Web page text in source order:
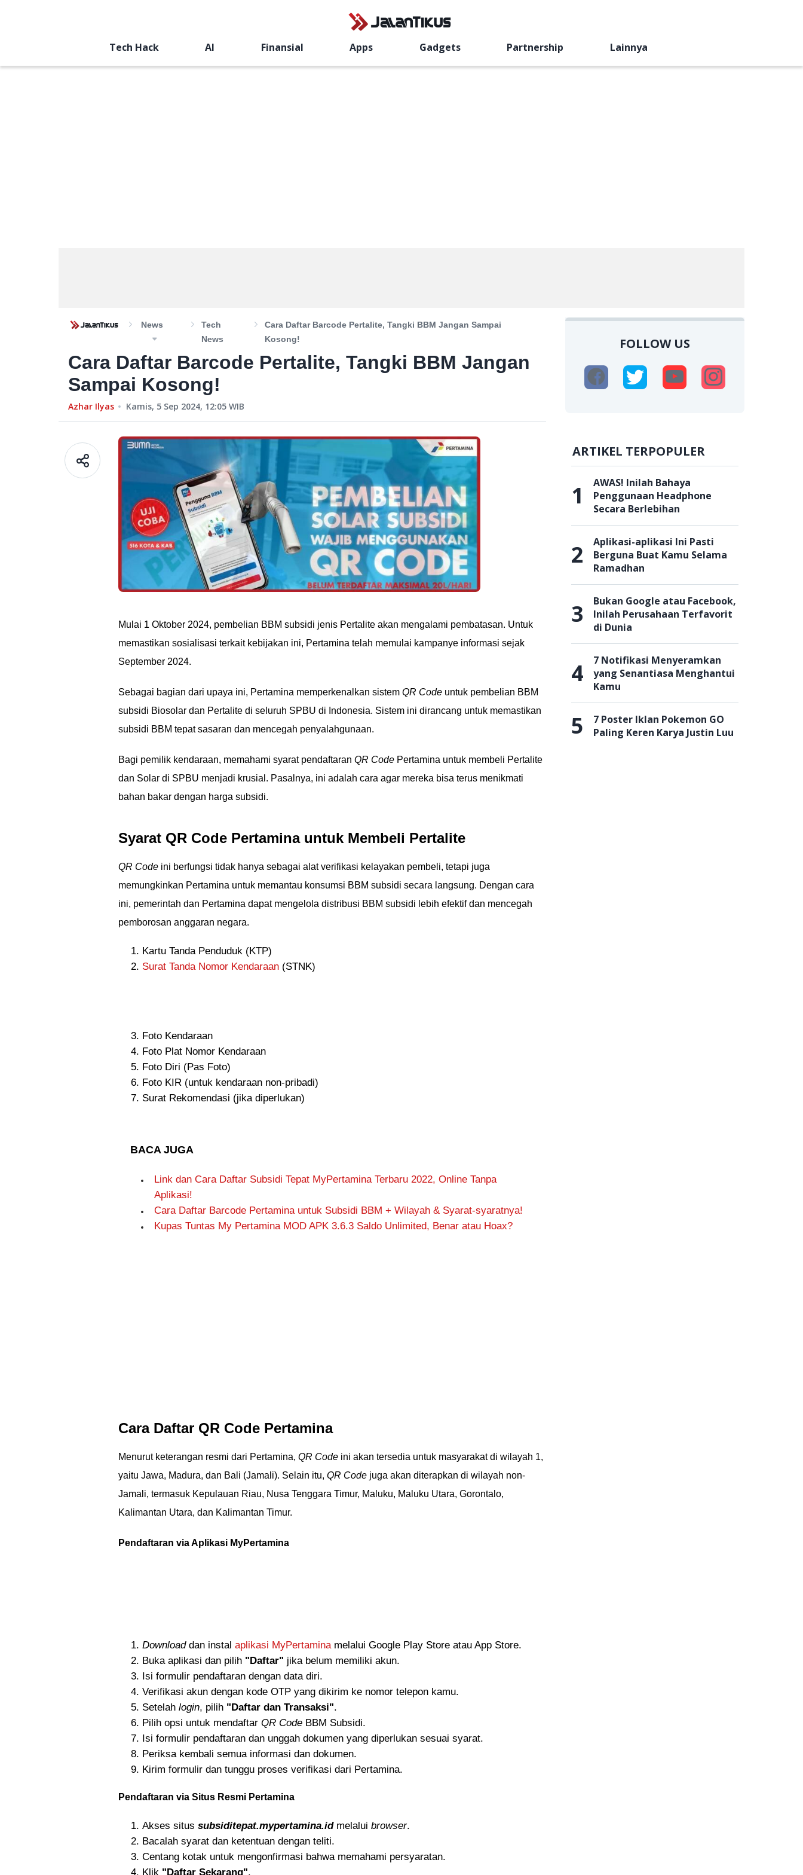
Tech Hack AI Finansial Apps Gadgets Partnership Lainnya
News
Tech
News
Cara Daftar Barcode Pertalite, Tangki BBM Jangan Sampai
Kosong!
Cara Daftar Barcode Pertalite, Tangki BBM Jangan
Sampai Kosong!
Azhar Ilyas Kamis, 5 Sep 2024, 12:05 WIB
Mulai 1 Oktober 2024, pembelian BBM subsidi jenis Pertalite akan mengalami pembatasan. Untuk
memastikan sosialisasi terkait kebijakan ini, Pertamina telah memulai kampanye informasi sejak
September 2024.
Sebagai bagian dari upaya ini, Pertamina memperkenalkan sistem QR Code untuk pembelian BBM
subsidi Biosolar dan Pertalite di seluruh SPBU di Indonesia. Sistem ini dirancang untuk memastikan
subsidi BBM tepat sasaran dan mencegah penyalahgunaan.
Bagi pemilik kendaraan, memahami syarat pendaftaran QR Code Pertamina untuk membeli Pertalite
dan Solar di SPBU menjadi krusial. Pasalnya, ini adalah cara agar mereka bisa terus menikmati
bahan bakar dengan harga subsidi.
Syarat QR Code Pertamina untuk Membeli Pertalite
QR Code ini berfungsi tidak hanya sebagai alat verifikasi kelayakan pembeli, tetapi juga
memungkinkan Pertamina untuk memantau konsumsi BBM subsidi secara langsung. Dengan cara
ini, pemerintah dan Pertamina dapat mengelola distribusi BBM subsidi lebih efektif dan mencegah
pemborosan anggaran negara.
Kartu Tanda Penduduk (KTP)
Surat Tanda Nomor Kendaraan (STNK)
Foto Kendaraan
Foto Plat Nomor Kendaraan
Foto Diri (Pas Foto)
Foto KIR (untuk kendaraan non-pribadi)
Surat Rekomendasi (jika diperlukan)
BACA JUGA
Link dan Cara Daftar Subsidi Tepat MyPertamina Terbaru 2022, Online Tanpa
Aplikasi!
Cara Daftar Barcode Pertamina untuk Subsidi BBM + Wilayah & Syarat-syaratnya!
Kupas Tuntas My Pertamina MOD APK 3.6.3 Saldo Unlimited, Benar atau Hoax?
Cara Daftar QR Code Pertamina
Menurut keterangan resmi dari Pertamina, QR Code ini akan tersedia untuk masyarakat di wilayah 1,
yaitu Jawa, Madura, dan Bali (Jamali). Selain itu, QR Code juga akan diterapkan di wilayah non-
Jamali, termasuk Kepulauan Riau, Nusa Tenggara Timur, Maluku, Maluku Utara, Gorontalo,
Kalimantan Utara, dan Kalimantan Timur.
Pendaftaran via Aplikasi MyPertamina
Downloaddan instal aplikasi MyPertaminamelalui Google Play Store atau App Store.
Buka aplikasi dan pilih "Daftar" jika belum memiliki akun.
Isi formulir pendaftaran dengan data diri.
Verifikasi akun dengan kode OTP yang dikirim ke nomor telepon kamu.
Setelah login, pilih "Daftar dan Transaksi".
Pilih opsi untuk mendaftar QR Code BBM Subsidi.
Isi formulir pendaftaran dan unggah dokumen yang diperlukan sesuai syarat.
Periksa kembali semua informasi dan dokumen.
Kirim formulir dan tunggu proses verifikasi dari Pertamina.
Pendaftaran via Situs Resmi Pertamina
Akses situs subsiditepat.mypertamina.idmelalui browser.
Bacalah syarat dan ketentuan dengan teliti.
Centang kotak untuk mengonfirmasi bahwa memahami persyaratan.
Klik "Daftar Sekarang".
FOLLOW US
ARTIKEL TERPOPULER
1
AWAS! Inilah Bahaya
Penggunaan Headphone
Secara Berlebihan
2
Aplikasi-aplikasi Ini Pasti
Berguna Buat Kamu Selama
Ramadhan
3
Bukan Google atau Facebook,
Inilah Perusahaan Terfavorit
di Dunia
4
7 Notifikasi Menyeramkan
yang Senantiasa Menghantui
Kamu
5
7 Poster Iklan Pokemon GO
Paling Keren Karya Justin Luu